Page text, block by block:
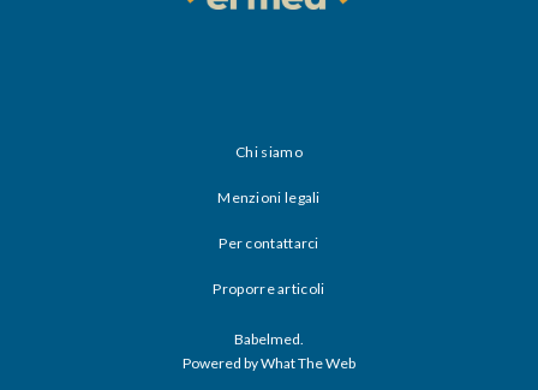
Chi siamo
Menzioni legali
Per contattarci
Proporre articoli
Babelmed.
Powered by What The Web